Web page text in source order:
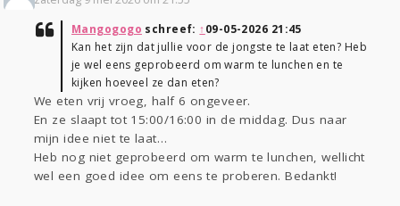
Mangogogo schreef: ↑09-05-2026 21:45
Kan het zijn dat jullie voor de jongste te laat eten? Heb
je wel eens geprobeerd om warm te lunchen en te
kijken hoeveel ze dan eten?
We eten vrij vroeg, half 6 ongeveer.
En ze slaapt tot 15:00/16:00 in de middag. Dus naar
mijn idee niet te laat…
Heb nog niet geprobeerd om warm te lunchen, wellicht
wel een goed idee om eens te proberen. Bedankt!